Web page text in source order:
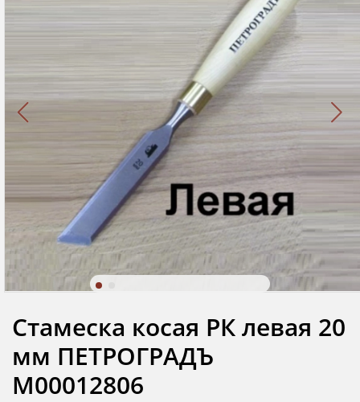
Стамеска косая РК левая 20
мм ПЕТРОГРАДЪ
М00012806